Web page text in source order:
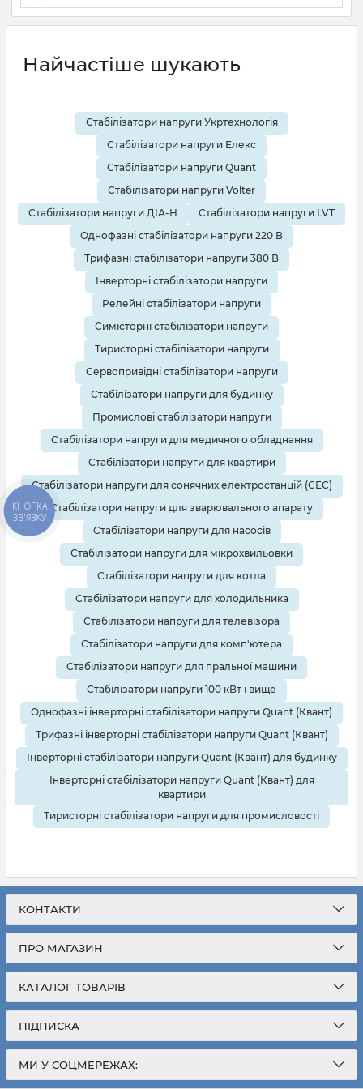
19 08 2025 0 10 хвилин
Найчастіше шукають
Стабілізатори напруги Укртехнологія
Стабілізатори напруги Елекс
Стабілізатори напруги Quant
Стабілізатори напруги Volter
Стабілізатори напруги ДІА-Н
Стабілізатори напруги LVT
Однофазні стабілізатори напруги 220 В
Трифазні стабілізатори напруги 380 В
Інверторні стабілізатори напруги
Релейні стабілізатори напруги
Симісторні стабілізатори напруги
Тиристорні стабілізатори напруги
Сервопривідні стабілізатори напруги
Стабілізатори напруги для будинку
Промислові стабілізатори напруги
Стабілізатори напруги для медичного обладнання
Стабілізатори напруги для квартири
Стабілізатори напруги для сонячних електростанцій (СЕС)
Стабілізатори напруги для зварювального апарату
Стабілізатори напруги для насосів
Стабілізатори напруги для мікрохвильовки
Стабілізатори напруги для котла
Стабілізатори напруги для холодильника
Стабілізатори напруги для телевізора
Стабілізатори напруги для комп'ютера
Стабілізатори напруги для пральної машини
Стабілізатори напруги 100 кВт і вище
Однофазні інверторні стабілізатори напруги Quant (Квант)
Трифазні інверторні стабілізатори напруги Quant (Квант)
Інверторні стабілізатори напруги Quant (Квант) для будинку
Інверторні стабілізатори напруги Quant (Квант) для
квартири
Тиристорні стабілізатори напруги для промисловості
КОНТАКТИ
ПРО МАГАЗИН
КАТАЛОГ ТОВАРІВ
ПІДПИСКА
МИ У СОЦМЕРЕЖАХ:
КНОПКА
ЗВ'ЯЗКУ